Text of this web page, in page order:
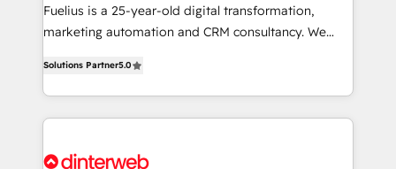
other ones listed in our profile. Our services: -
HubSpot implementation - HubSpot CMS website
is there for you to: - Grow revenue, and run your
business more efficiently - Build stronger
relationships with customers - Make better
more people - Get the most out of your HubSpot
Fuelius is a 25-year-old digital transformation,
marketing automation and CRM consultancy. We
maximise their return from digital and fuel their
growth. We modernise platforms, streamline
operations that are causing inefficiencies, improve
supercharge revenue operations Key services: • CRM
Solutions Partner5.0